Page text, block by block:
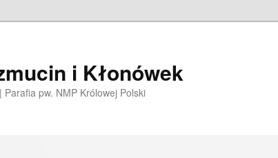
i Kłonówek
pw. NMP Królowej Polski